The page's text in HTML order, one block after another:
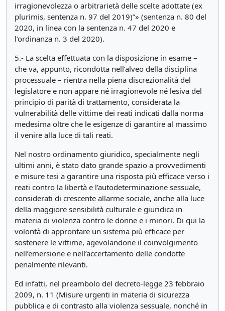
irragionevolezza o arbitrarietà delle scelte adottate (ex
plurimis, sentenza n. 97 del 2019)”» (sentenza n. 80 del
2020, in linea con la sentenza n. 47 del 2020 e
l’ordinanza n. 3 del 2020).
5.- La scelta effettuata con la disposizione in esame –
che va, appunto, ricondotta nell’alveo della disciplina
processuale – rientra nella piena discrezionalità del
legislatore e non appare né irragionevole né lesiva del
principio di parità di trattamento, considerata la
vulnerabilità delle vittime dei reati indicati dalla norma
medesima oltre che le esigenze di garantire al massimo
il venire alla luce di tali reati.
Nel nostro ordinamento giuridico, specialmente negli
ultimi anni, è stato dato grande spazio a provvedimenti
e misure tesi a garantire una risposta più efficace verso i
reati contro la libertà e l’autodeterminazione sessuale,
considerati di crescente allarme sociale, anche alla luce
della maggiore sensibilità culturale e giuridica in
materia di violenza contro le donne e i minori. Di qui la
volontà di approntare un sistema più efficace per
sostenere le vittime, agevolandone il coinvolgimento
nell’emersione e nell’accertamento delle condotte
penalmente rilevanti.
Ed infatti, nel preambolo del decreto-legge 23 febbraio
2009, n. 11 (Misure urgenti in materia di sicurezza
pubblica e di contrasto alla violenza sessuale, nonché in